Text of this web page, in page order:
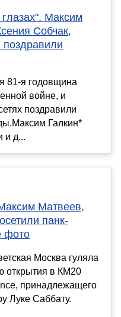
Максим
Собчак,
поздравили
81-я годовщина
войне, и
поздравили
Галкин*
и д...
Матвеев,
панк-
фото
Москва гуляла
открытия в КМ20
принадлежащего
Луке Саббату.